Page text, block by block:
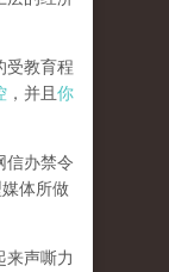
受教育程
，并且 你
信办禁令
体所做
来声嘶力